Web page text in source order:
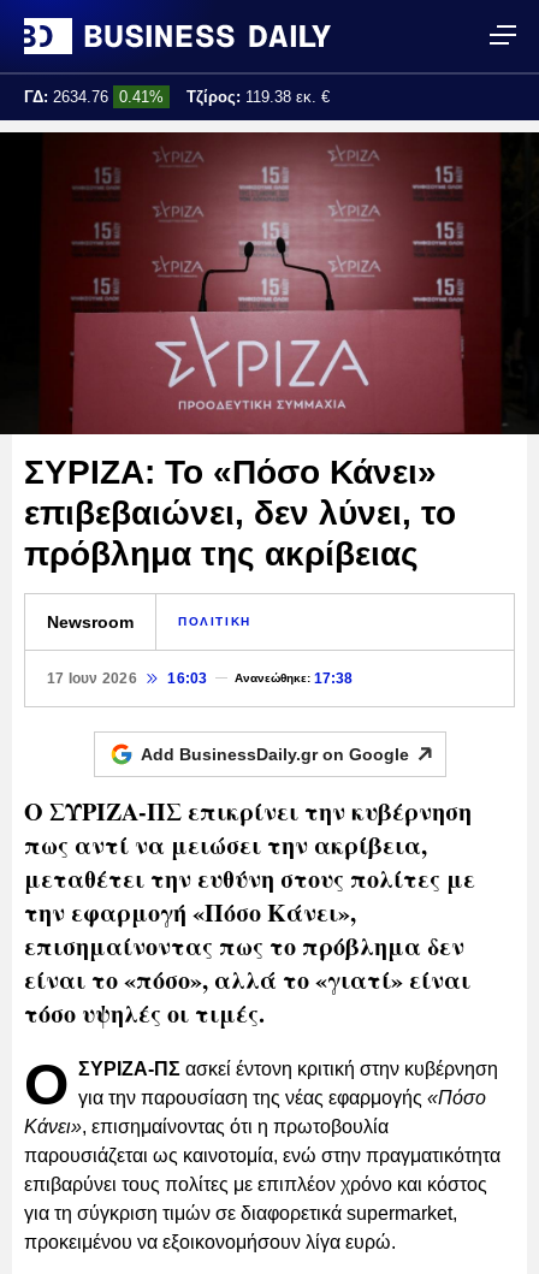
ΓΔ: 2634.76 0.41% Τζίρος: 119.38 εκ. €
13:23:36
ΣΥΡΙΖΑ: Το «Πόσο Κάνει»
επιβεβαιώνει, δεν λύνει, το
πρόβλημα της ακρίβειας
Newsroom ΠΟΛΙΤΙΚΗ
17 Ιουν 2026 16:03 Ανανεώθηκε:17:38
Add BusinessDaily.gr on Google
Ο ΣΥΡΙΖΑ-ΠΣ επικρίνει την κυβέρνηση
πως αντί να μειώσει την ακρίβεια,
μεταθέτει την ευθύνη στους πολίτες με
την εφαρμογή «Πόσο Κάνει»,
επισημαίνοντας πως το πρόβλημα δεν
είναι το «πόσο», αλλά το «γιατί» είναι
τόσο υψηλές οι τιμές.
Ο ΣΥΡΙΖΑ-ΠΣ ασκεί έντονη κριτική στην κυβέρνηση
για την παρουσίαση της νέας εφαρμογής «Πόσο
Κάνει», επισημαίνοντας ότι η πρωτοβουλία
παρουσιάζεται ως καινοτομία, ενώ στην πραγματικότητα
επιβαρύνει τους πολίτες με επιπλέον χρόνο και κόστος
για τη σύγκριση τιμών σε διαφορετικά supermarket,
προκειμένου να εξοικονομήσουν λίγα ευρώ.